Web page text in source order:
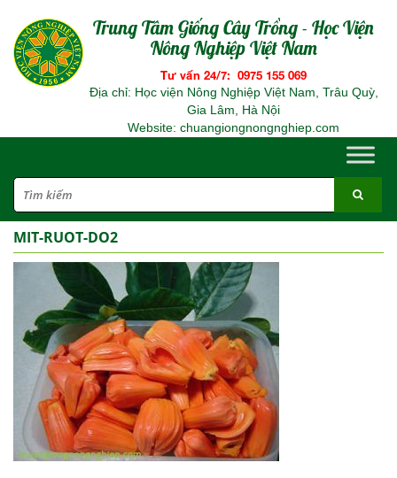
Trung Tâm Giống Cây Trồng - Học Viện
Nông Nghiệp Việt Nam
Tư vấn 24/7: 0975 155 069
Địa chỉ: Học viện Nông Nghiệp Việt Nam, Trâu Quỳ,
Gia Lâm, Hà Nội
Website: chuangiongnongnghiep.com
MIT-RUOT-DO2